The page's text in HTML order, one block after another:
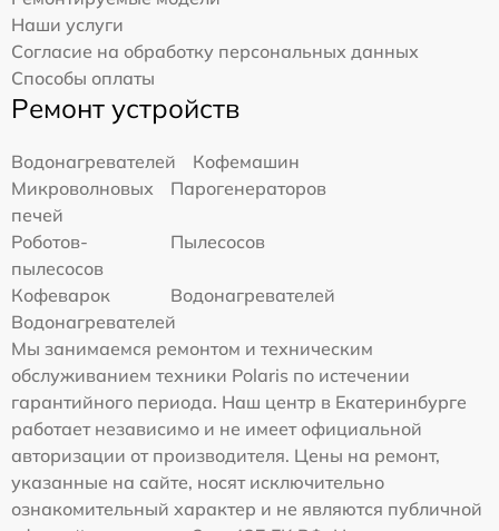
Наши услуги
Согласие на обработку персональных данных
Способы оплаты
Ремонт устройств
Водонагревателей
Кофемашин
Микроволновых
печей
Парогенераторов
Роботов-
пылесосов
Пылесосов
Кофеварок
Водонагревателей
Водонагревателей
Мы занимаемся ремонтом и техническим
обслуживанием техники Polaris по истечении
гарантийного периода. Наш центр в Екатеринбурге
работает независимо и не имеет официальной
авторизации от производителя. Цены на ремонт,
указанные на сайте, носят исключительно
ознакомительный характер и не являются публичной